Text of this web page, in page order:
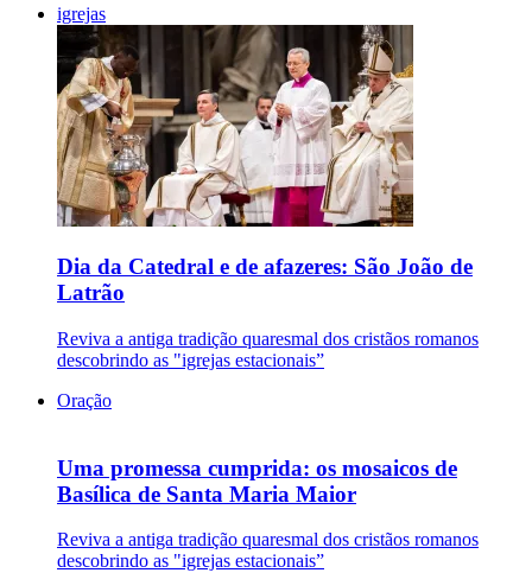
igrejas
Dia da Catedral e de afazeres: São João de
Latrão
Reviva a antiga tradição quaresmal dos cristãos romanos
descobrindo as "igrejas estacionais”
Oração
Uma promessa cumprida: os mosaicos de
Basílica de Santa Maria Maior
Reviva a antiga tradição quaresmal dos cristãos romanos
descobrindo as "igrejas estacionais”